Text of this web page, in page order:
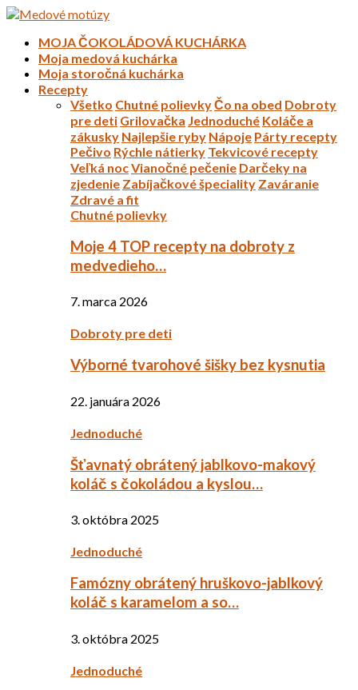
MOJA ČOKOLÁDOVÁ KUCHÁRKA
Moja medová kuchárka
Moja storočná kuchárka
Recepty
Všetko Chutné polievkyČo na obed Dobroty
pre deti Grilovačka Jednoduché Koláče a
zákusky Najlepšie ryby Nápoje Párty recepty
Pečivo Rýchle nátierky Tekvicové recepty
Veľká nocVianočné pečenie Darčeky na
zjedenie Zabíjačkové špeciality Zaváranie
Zdravé a fit
Chutné polievky
Moje 4 TOP recepty na dobroty z
medvedieho…
7. marca 2026
Dobroty pre deti
Výborné tvarohové šišky bez kysnutia
22. januára 2026
Jednoduché
Šťavnatý obrátený jablkovo-makový
koláč s čokoládou a kyslou…
3. októbra 2025
Jednoduché
Famózny obrátený hruškovo-jablkový
koláč s karamelom a so…
3. októbra 2025
Jednoduché